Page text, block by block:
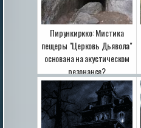
Пирункиркко: Мистика
пещеры "Церковь Дьявола"
основана на акустическом
резонансе?